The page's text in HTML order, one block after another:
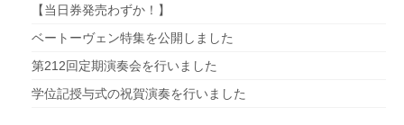
【当日券発売わずか！】
ベートーヴェン特集を公開しました
第212回定期演奏会を行いました
学位記授与式の祝賀演奏を行いました